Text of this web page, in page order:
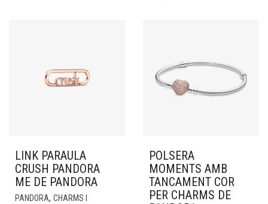
LINK PARAULA
CRUSH PANDORA
ME DE PANDORA
PANDORA, CHARMS I
POLSERA
MOMENTS AMB
TANCAMENT COR
PER CHARMS DE